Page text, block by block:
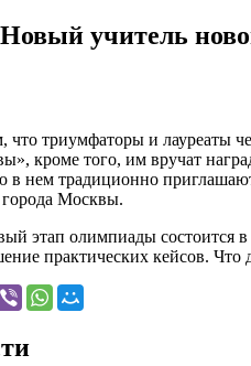
учитель
что триумфаторы и лауреаты
кроме того, им вручат
в нем традиционно
города Москвы.
этап олимпиады состоится
практических кейсов.